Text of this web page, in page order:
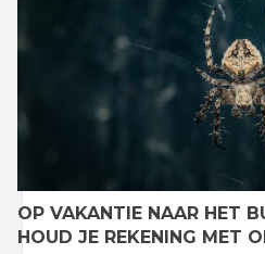
OP VAKANTIE NAAR HET
HOUD JE REKENING MET